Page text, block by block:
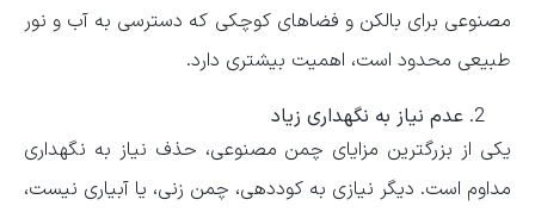
مصنوعی برای بالکن و فضاهای کوچکی که دسترسی به آب و نور
طبیعی محدود است، اهمیت بیشتری دارد.
عدم نیاز به نگهداری زیاد
یکی از بزرگترین مزایای چمن مصنوعی، حذف نیاز به نگهداری
مداوم است. دیگر نیازی به کوددهی، چمن زنی، یا آبیاری نیست،